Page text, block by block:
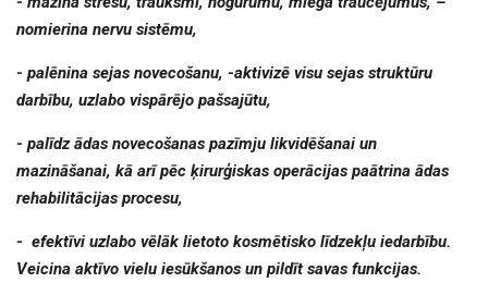
nomierina nervu sistēmu,
- palēnina sejas novecošanu, -aktivizē visu sejas struktūru
darbību, uzlabo vispārējo pašsajūtu,
- palīdz ādas novecošanas pazīmju likvidēšanai un
mazināšanai, kā arī pēc ķirurģiskas operācijas paātrina ādas
rehabilitācijas procesu,
- efektīvi uzlabo vēlāk lietoto kosmētisko līdzekļu iedarbību.
Veicina aktīvo vielu iesūkšanos un pildīt savas funkcijas.